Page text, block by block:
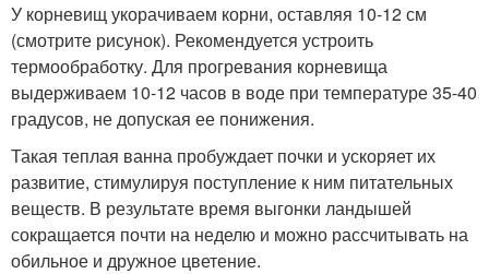
У корневищ укорачиваем корни, оставляя 10-12 см
(смотрите рисунок). Рекомендуется устроить
термообработку. Для прогревания корневища
выдерживаем 10-12 часов в воде при температуре 35-40
градусов, не допуская ее понижения.
Такая теплая ванна пробуждает почки и ускоряет их
развитие, стимулируя поступление к ним питательных
веществ. В результате время выгонки ландышей
сокращается почти на неделю и можно рассчитывать на
обильное и дружное цветение.